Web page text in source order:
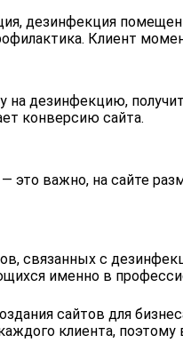
дезинфекция
Клиент
дезинфекцию,
конверсию сайта.
это важно, на сайте
связанных с
именно в
сайтов для
клиента,